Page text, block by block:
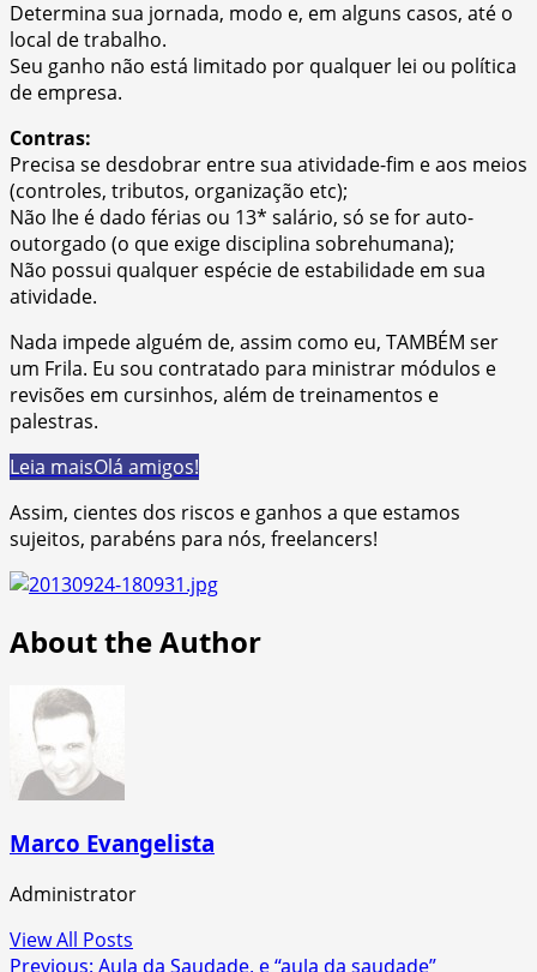
Determina sua jornada, modo e, em alguns casos, até o
local de trabalho.
Seu ganho não está limitado por qualquer lei ou política
de empresa.
Contras:
Precisa se desdobrar entre sua atividade-fim e aos meios
(controles, tributos, organização etc);
Não lhe é dado férias ou 13* salário, só se for auto-
outorgado (o que exige disciplina sobrehumana);
Não possui qualquer espécie de estabilidade em sua
atividade.
Nada impede alguém de, assim como eu, TAMBÉM ser
um Frila. Eu sou contratado para ministrar módulos e
revisões em cursinhos, além de treinamentos e
palestras.
Leia maisOlá amigos!
Assim, cientes dos riscos e ganhos a que estamos
sujeitos, parabéns para nós, freelancers!
About the Author
Marco Evangelista
Administrator
View All Posts
Previous: Aula da Saudade, e “aula da saudade”